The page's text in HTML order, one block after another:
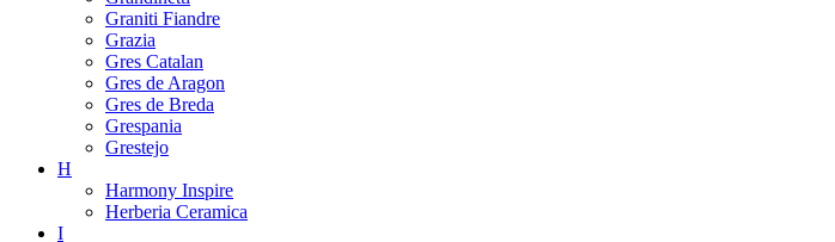
Graniti Fiandre
Grazia
Gres Catalan
Gres de Aragon
Gres de Breda
Grespania
Grestejo
H
Harmony Inspire
Herberia Ceramica
I